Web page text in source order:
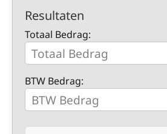
Resultaten
Totaal Bedrag:
BTW Bedrag: